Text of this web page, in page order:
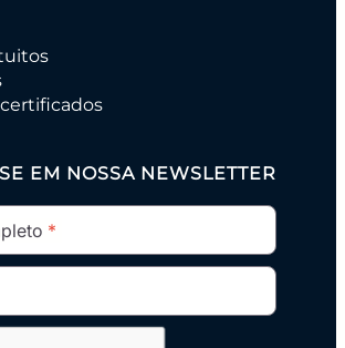
EM NOSSA NEWSLETTER